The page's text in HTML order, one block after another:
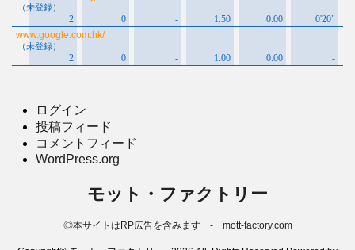
ログイン
投稿フィード
コメントフィード
WordPress.org
モット・ファクトリー
◎本サイトはRP広告を含みます - mott-factory.com